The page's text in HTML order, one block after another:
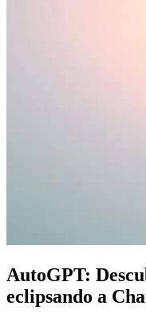
AutoGPT:
eclipsando a